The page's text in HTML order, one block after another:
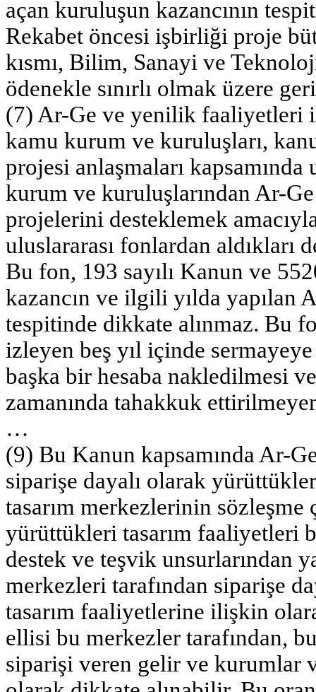
açan kuruluşun kazancının
Rekabet öncesi işbirliği proje
kısmı, Bilim, Sanayi ve
ödenekle sınırlı olmak üzere
(7) Ar-Ge ve yenilik faaliyetleri
kamu kurum ve kuruluşları,
projesi anlaşmaları
kurum ve kuruluşlarından Ar-
projelerini desteklemek
uluslararası fonlardan aldıkları
Bu fon, 193 sayılı Kanun ve
kazancın ve ilgili yılda yapılan
tespitinde dikkate alınmaz. Bu
izleyen beş yıl içinde
başka bir hesaba nakledilmesi
zamanında tahakkuk
…
(9) Bu Kanun kapsamında Ar-
siparişe dayalı olarak
tasarım merkezlerinin sözleşme
yürüttükleri tasarım faaliyetleri
destek ve teşvik unsurlarından
merkezleri tarafından siparişe
tasarım faaliyetlerine ilişkin
ellisi bu merkezler tarafından,
siparişi veren gelir ve kurumlar